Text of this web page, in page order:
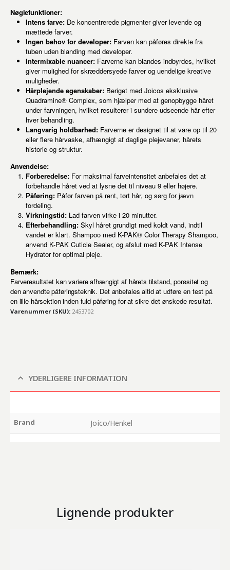
Nøglefunktioner:
Intens farve:De koncentrerede pigmenter giver levende og
mættede farver.
Ingen behov for developer:Farven kan påføres direkte fra
tuben uden blanding med developer.
Intermixable nuancer:Farverne kan blandes indbyrdes, hvilket
giver mulighed for skræddersyede farver og uendelige kreative
muligheder.
Hårplejende egenskaber:Beriget med Joicos eksklusive
Quadramine® Complex, som hjælper med at genopbygge håret
under farvningen, hvilket resulterer i sundere udseende hår efter
hver behandling.
Langvarig holdbarhed:Farverne er designet til at vare op til 20
eller flere hårvaske, afhængigt af daglige plejevaner, hårets
historie og struktur.
Anvendelse:
Forberedelse:For maksimal farveintensitet anbefales det at
forbehandle håret ved at lysne det til niveau 9 eller højere.
Påføring:Påfør farven på rent, tørt hår, og sørg for jævn
fordeling.
Virkningstid:Lad farven virke i 20 minutter.
Efterbehandling:Skyl håret grundigt med koldt vand, indtil
vandet er klart. Shampoo med K-PAK® Color Therapy Shampoo,
anvend K-PAK Cuticle Sealer, og afslut med K-PAK Intense
Hydrator for optimal pleje.
Bemærk:
Farveresultatet kan variere afhængigt af hårets tilstand, porøsitet og
den anvendte påføringsteknik. Det anbefales altid at udføre en test på
en lille hårsektion inden fuld påføring for at sikre det ønskede resultat.
Varenummer (SKU): 2453702
YDERLIGERE INFORMATION
Brand Joico/Henkel
Lignende produkter